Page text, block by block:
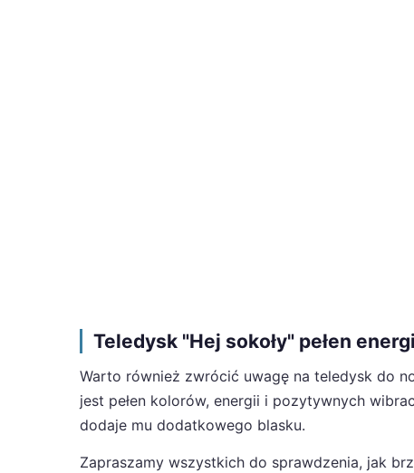
Teledysk "Hej sokoły" pełen
Warto również zwrócić uwagę na teledysk do
jest pełen kolorów, energii i pozytywnych
dodaje mu dodatkowego blasku.
Zapraszamy wszystkich do sprawdzenia, jak